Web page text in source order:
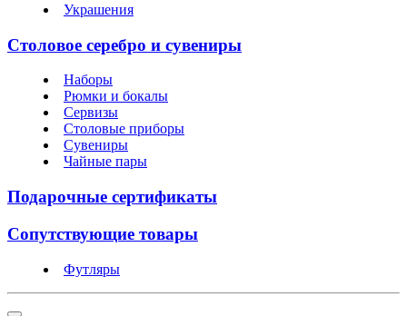
Украшения
Столовое серебро и сувениры
Наборы
Рюмки и бокалы
Сервизы
Столовые приборы
Сувениры
Чайные пары
Подарочные сертификаты
Сопутствующие товары
Футляры